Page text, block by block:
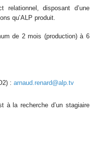
disposant d’une
qu’ALP produit.
de 2 mois (production) à 6
: arnaud.renard@alp.tv
à la recherche d’un stagiaire